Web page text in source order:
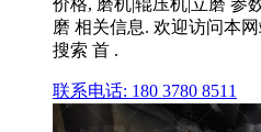
价格, 磨机|辊压机|立磨 参
磨 相关信息. 欢迎访问本
搜索 首 .
联系电话: 180 3780 8511